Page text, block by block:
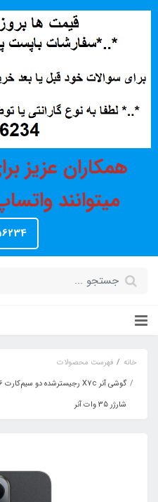
همکاران عزیز
میتوانند
خانه
فهرست محصولات
شارژر 35 وات آنر